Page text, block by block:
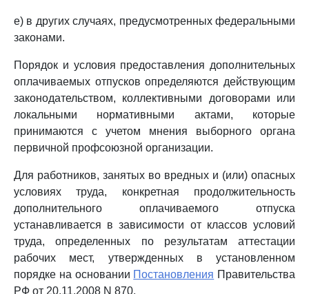
е) в других случаях, предусмотренных федеральными
законами.
Порядок и условия предоставления дополнительных
оплачиваемых отпусков определяются действующим
законодательством, коллективными договорами или
локальными нормативными актами, которые
принимаются с учетом мнения выборного органа
первичной профсоюзной организации.
Для работников, занятых во вредных и (или) опасных
условиях труда, конкретная продолжительность
дополнительного оплачиваемого отпуска
устанавливается в зависимости от классов условий
труда, определенных по результатам аттестации
рабочих мест, утвержденных в установленном
порядке на основании Постановления Правительства
РФ от 20.11.2008 N 870.